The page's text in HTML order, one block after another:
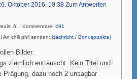
Oktober 2016, 10:38 Zum Antworten
6 Kommentare: 491
| An chill phil senden: Nachricht / Bonuspunkte)
Bilder.
ziemlich enttäuscht. Kein Titel und
Prägung, dazu noch 2 unsagbar